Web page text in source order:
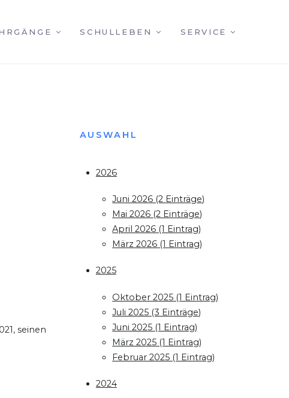
SCHULLEBEN SERVICE
seinen
AUSWAHL
2026
Juni 2026 (2 Einträge)
Mai 2026 (2 Einträge)
April 2026 (1 Eintrag)
März 2026 (1 Eintrag)
2025
Oktober 2025 (1 Eintrag)
Juli 2025 (3 Einträge)
Juni 2025 (1 Eintrag)
März 2025 (1 Eintrag)
Februar 2025 (1 Eintrag)
2024